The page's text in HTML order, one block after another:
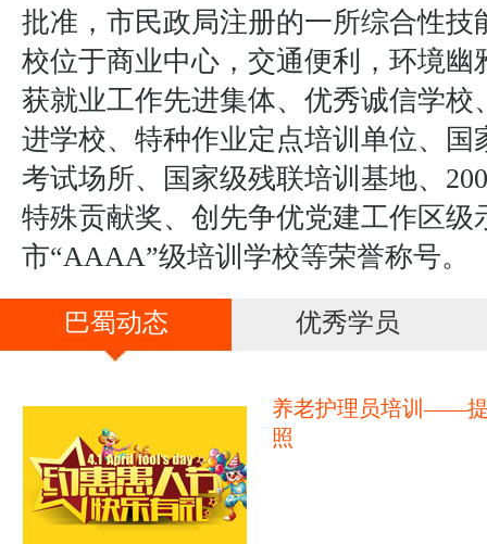
批准，市民政局注册的一所综合性技
校位于商业中心，交通便利，环境幽
获就业工作先进集体、优秀诚信学校
进学校、特种作业定点培训单位、国
考试场所、国家级残联培训基地、
特殊贡献奖、创先争优党建工作区级
市“AAAA”级培训学校等荣誉称号。
巴蜀动态 优秀学员
养老护理员培训——
照